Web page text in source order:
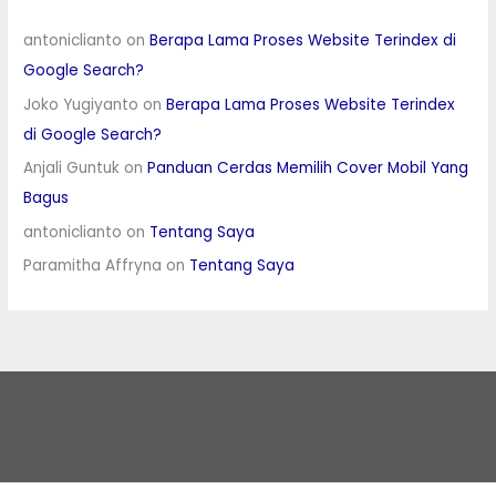
antoniclianto onBerapa Lama Proses Website Terindex di
Google Search?
Joko Yugiyanto onBerapa Lama Proses Website Terindex
di Google Search?
Anjali Guntuk onPanduan Cerdas Memilih Cover Mobil Yang
Bagus
antoniclianto on Tentang Saya
Paramitha Affryna on Tentang Saya